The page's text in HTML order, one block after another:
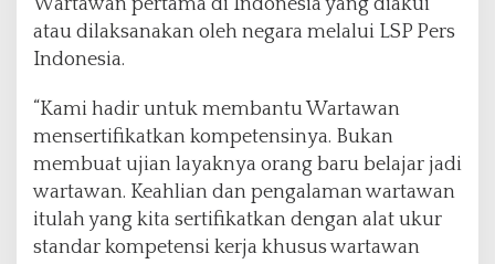
atau dilaksanakan oleh negara melalui LSP Pers
Indonesia.
“Kami hadir untuk membantu Wartawan
mensertifikatkan kompetensinya. Bukan
membuat ujian layaknya orang baru belajar jadi
wartawan. Keahlian dan pengalaman wartawan
itulah yang kita sertifikatkan dengan alat ukur
standar kompetensi kerja khusus wartawan